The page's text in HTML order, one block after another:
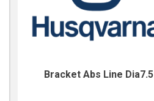
Bracket Abs Line Dia7.5